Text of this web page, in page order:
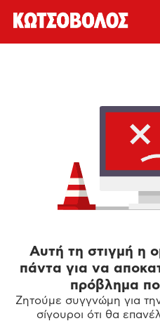
Αυτή τη στιγμή η
πάντα για να
πρόβλημα
Ζητούμε συγγνώμη για
σίγουροι ότι θα